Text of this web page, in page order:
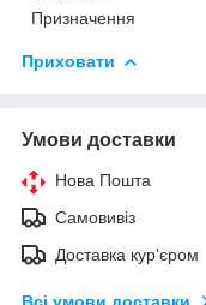
Призначення
Приховати
Умови доставки
Нова Пошта
Самовивіз
Доставка кур'єром
Всі умови доставки